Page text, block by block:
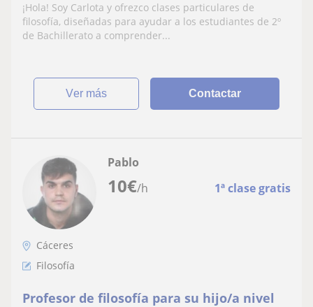
¡Hola! Soy Carlota y ofrezco clases particulares de
filosofía, diseñadas para ayudar a los estudiantes de 2º
de Bachillerato a comprender...
ver más Contactar
10€/h 1ª clase gratis
Pablo
Cáceres
Filosofía
Profesor de filosofía para su hijo/a nivel